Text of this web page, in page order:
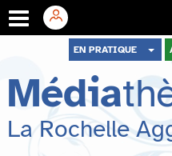
menu
contenu
recherche
EN PRATIQUE
Média
La Rochelle